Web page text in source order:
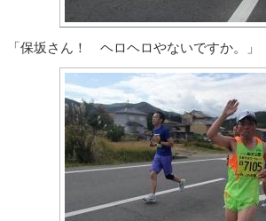
「保坂さん！ ヘロヘロやないですか。」